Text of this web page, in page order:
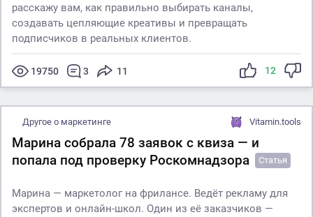
расскажу вам, как правильно выбирать каналы,
создавать цепляющие креативы и превращать
подписчиков в реальных клиентов.
19750 3 11 12
Другое о маркетинге Vitamin.tools
Марина собрала 78 заявок с квиза — и
попала под проверку Роскомнадзора
Статья
Марина — маркетолог на фрилансе. Ведёт рекламу для
экспертов и онлайн-школ. Один из её заказчиков —